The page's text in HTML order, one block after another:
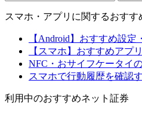
スマホ・アプリに関するおすす
【Android】おすすめ設定
【スマホ】おすすめアプ
NFC・おサイフケータイ
スマホで行動履歴を確認
利用中のおすすめネット証券